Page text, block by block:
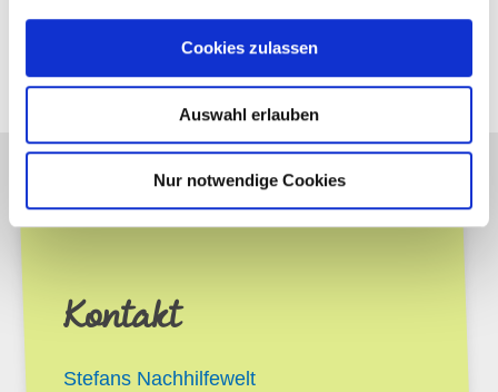
Cookies zulassen
Auswahl erlauben
Nur notwendige Cookies
Kontakt
Stefans Nachhilfewelt